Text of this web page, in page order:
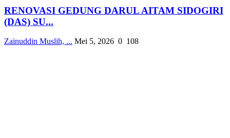
RENOVASI GEDUNG DARUL AITAM SIDOGIRI
(DAS) SU...
Zainuddin Muslih, ... Mei 5, 2026 0 108